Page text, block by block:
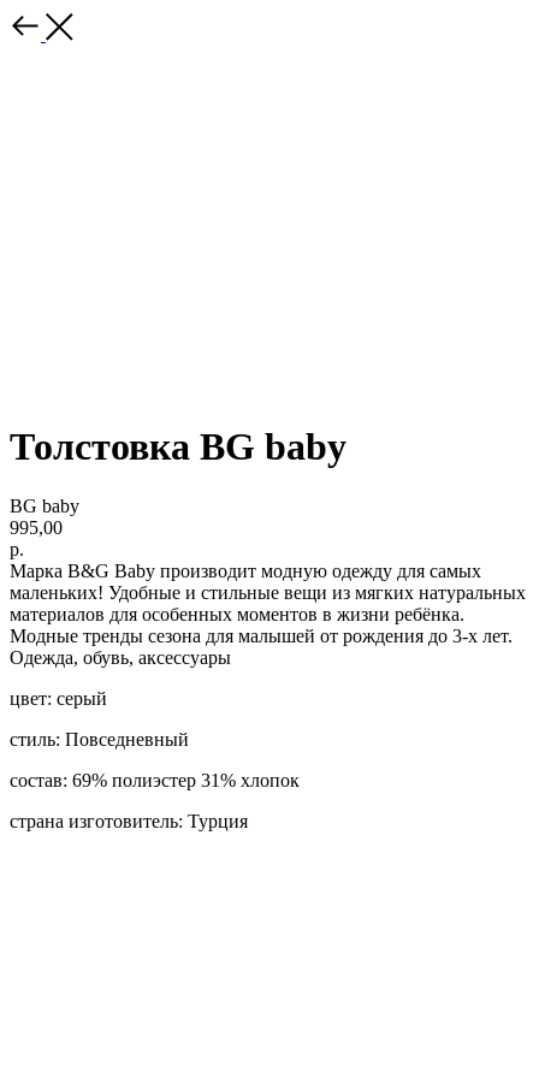
Толстовка BG baby
BG baby
995,00
р.
Марка B&G Baby производит модную одежду для самых
маленьких! Удобные и стильные вещи из мягких натуральных
материалов для особенных моментов в жизни ребёнка.
Модные тренды сезона для малышей от рождения до 3-х лет.
Одежда, обувь, аксессуары
цвет: серый
стиль: Повседневный
состав: 69% полиэстер 31% хлопок
страна изготовитель: Турция